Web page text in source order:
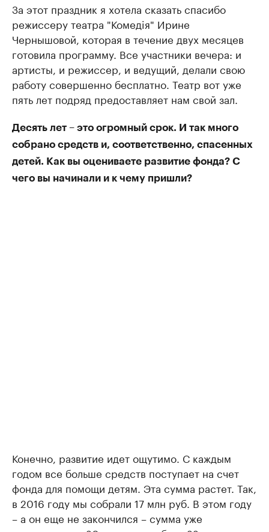
За этот праздник я хотела сказать спасибо
режиссеру театра "Комедiя" Ирине
Чернышовой, которая в течение двух месяцев
готовила программу. Все участники вечера: и
артисты, и режиссер, и ведущий, делали свою
работу совершенно бесплатно. Театр вот уже
пять лет подряд предоставляет нам свой зал.
Десять лет – это огромный срок. И так много
собрано средств и, соответственно, спасенных
детей. Как вы оцениваете развитие фонда? С
чего вы начинали и к чему пришли?
Конечно, развитие идет ощутимо. С каждым
годом все больше средств поступает на счет
фонда для помощи детям. Эта сумма растет. Так,
в 2016 году мы собрали 17 млн руб. В этом году
– а он еще не закончился – сумма уже